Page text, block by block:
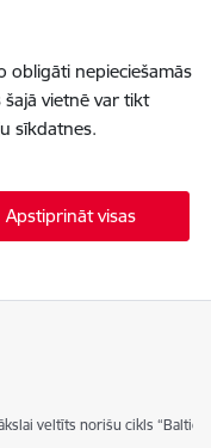
obligāti nepieciešamās
vietnē var tikt
sīkdatnes.
Apstiprināt visas
veltīts norišu cikls “Baltic